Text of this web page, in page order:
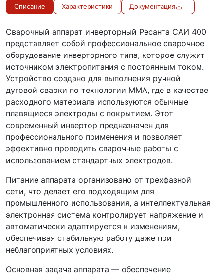
Описание Характеристики Документация
Сварочный аппарат инверторный Ресанта САИ 400
представляет собой профессиональное сварочное
оборудование инверторного типа, которое служит
источником электропитания с постоянным током.
Устройство создано для выполнения ручной
дуговой сварки по технологии ММА, где в качестве
расходного материала используются обычные
плавящиеся электроды с покрытием. Этот
современный инвертор предназначен для
профессионального применения и позволяет
эффективно проводить сварочные работы с
использованием стандартных электродов.
Питание аппарата организовано от трехфазной
сети, что делает его подходящим для
промышленного использования, а интеллектуальная
электронная система контролирует напряжение и
автоматически адаптируется к изменениям,
обеспечивая стабильную работу даже при
неблагоприятных условиях.
Основная задача аппарата — обеспечение